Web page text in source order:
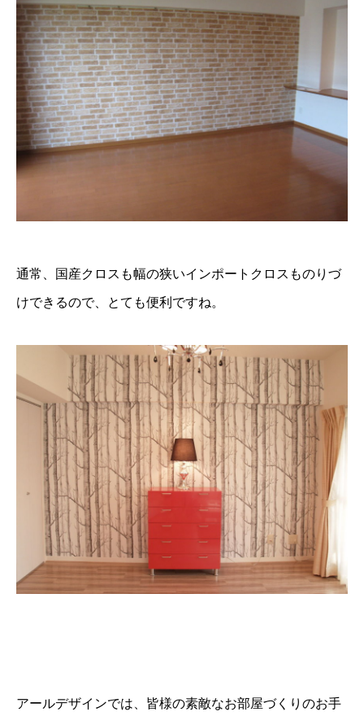
通常、国産クロスも幅の狭いインポートクロスものりづ
けできるので、とても便利ですね。
アールデザインでは、皆様の素敵なお部屋づくりのお手